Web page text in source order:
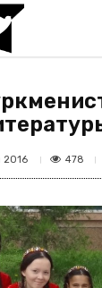
2016 478